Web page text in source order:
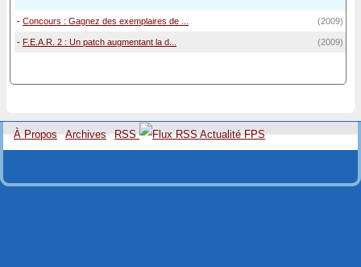
- Concours : Gagnez des exemplaires de ... (2009)
- F.E.A.R. 2 : Un patch augmentant la d... (2009)
À Propos Archives RSS